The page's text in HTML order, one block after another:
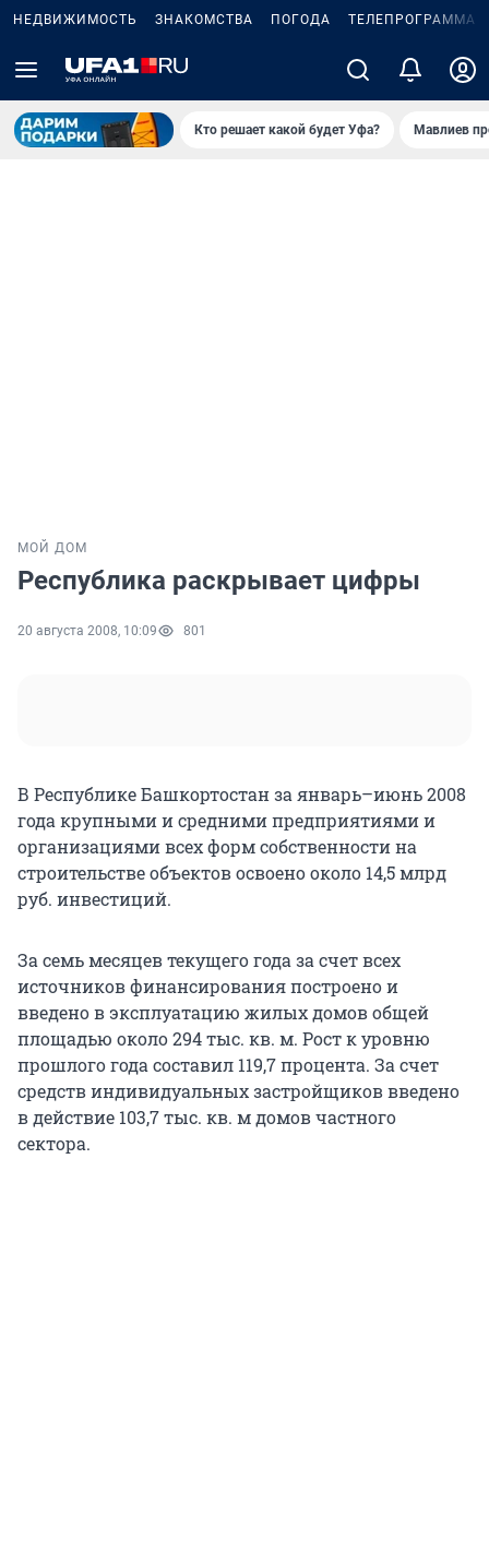
НЕДВИЖИМОСТЬ ЗНАКОМСТВА ПОГОДА ТЕЛЕПРОГРАММА
Кто решает какой будет Уфа? Мавлиев
МОЙ ДОМ
Республика раскрывает цифры
20 августа 2008, 10:09 801
В Республике Башкортостан за январь–июнь 2008
года крупными и средними предприятиями и
организациями всех форм собственности на
строительстве объектов освоено около 14,5 млрд
руб. инвестиций.
За семь месяцев текущего года за счет всех
источников финансирования построено и
введено в эксплуатацию жилых домов общей
площадью около 294 тыс. кв. м. Рост к уровню
прошлого года составил 119,7 процента. За счет
средств индивидуальных застройщиков введено
в действие 103,7 тыс. кв. м домов частного
сектора.